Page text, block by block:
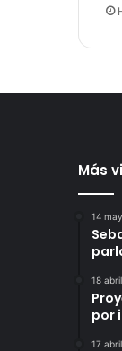
Más
14
18
por
17